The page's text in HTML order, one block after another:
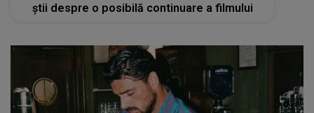
știi despre o posibilă continuare a filmului